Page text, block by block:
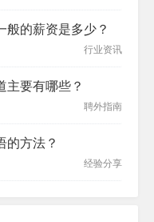
般的薪资是多少？
行业资讯
主要有哪些？
聘外指南
的方法？
经验分享